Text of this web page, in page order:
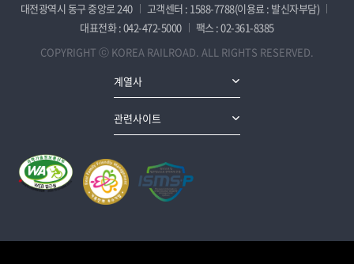
대전광역시 동구 중앙로 240
고객센터 : 1588-7788(이용료 : 발신자부담)
대표전화 : 042-472-5000
팩스 : 02-361-8385
COPYRIGHT ⓒ KOREA RAILROAD. ALL RIGHTS RESERVED.
계열사
관련사이트